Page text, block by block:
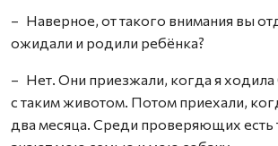
– Наверное, от такого внимания вы
ожидали и родили ребёнка?
– Нет. Они приезжали, когда я ходила
с таким животом. Потом приехали,
два месяца. Среди проверяющих есть